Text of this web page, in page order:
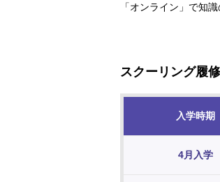
「オンライン」で知
スクーリング履
入学時期
4月入学